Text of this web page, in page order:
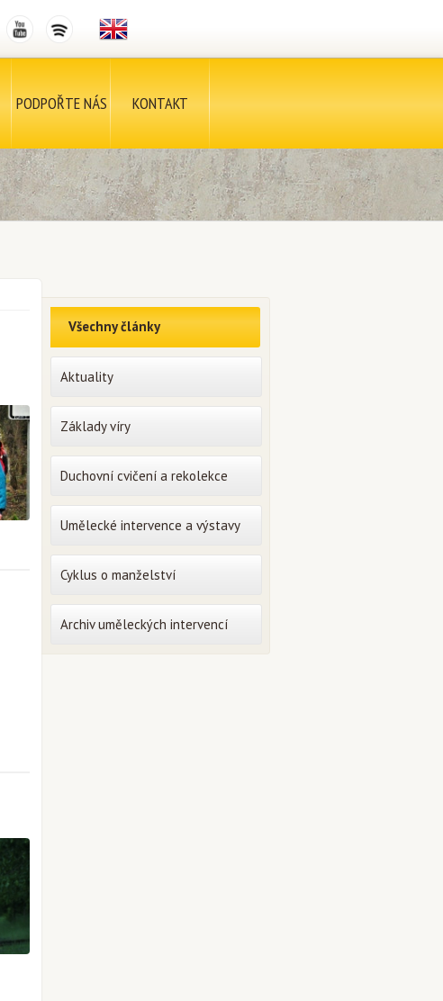
PODPOŘTE NÁS KONTAKT
Všechny články
Aktuality
Základy víry
Duchovní cvičení a rekolekce
Umělecké intervence a výstavy
Cyklus o manželství
Archiv uměleckých intervencí